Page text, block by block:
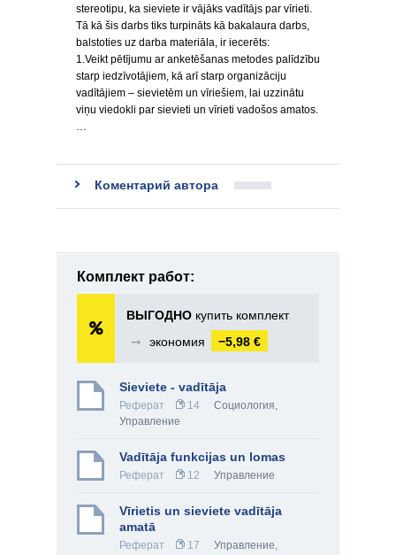
stereotipu, ka sieviete ir vājāks vadītājs par vīrieti.
Tā kā šis darbs tiks turpināts kā bakalaura darbs,
balstoties uz darba materiāla, ir iecerēts:
1.Veikt pētījumu ar anketēšanas metodes palīdzību
starp iedzīvotājiem, kā arī starp organizāciju
vadītājiem – sievietēm un vīriešiem, lai uzzinātu
viņu viedokli par sievieti un vīrieti vadošos amatos.
…
Коментарий автора
Комплект работ:
ВЫГОДНО купить комплект
➞
экономия −5,98 €
Sieviete - vadītāja
Реферат 14 Социология,
Управление
Vadītāja funkcijas un lomas
Реферат 12 Управление
Vīrietis un sieviete vadītāja
amatā
Реферат 17 Управление,